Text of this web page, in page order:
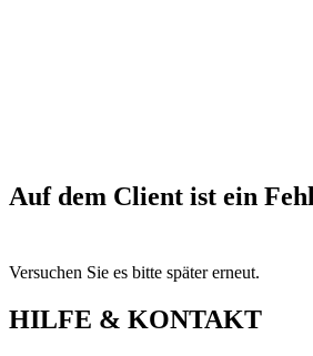
Auf dem Client ist ein
Versuchen Sie es bitte später erneut.
HILFE & KONTAKT